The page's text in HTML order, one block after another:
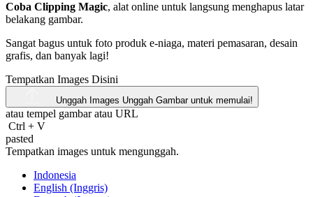
Coba Clipping Magic, alat online untuk langsung menghapus latar
belakang gambar.
Sangat bagus untuk foto produk e-niaga, materi pemasaran, desain
grafis, dan banyak lagi!
Tempatkan Images Disini
Unggah Images Unggah Gambar untuk memulai!
atau tempel gambar atau URL
Ctrl + V
pasted
Tempatkan images untuk mengunggah.
Indonesia
English (Inggris)